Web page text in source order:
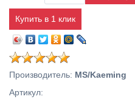
Купить в 1 клик
Производитель: MS/Kaeming
Артикул: